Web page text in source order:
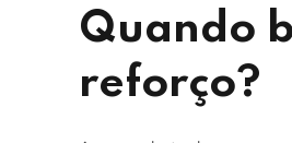
Quando
reforço?